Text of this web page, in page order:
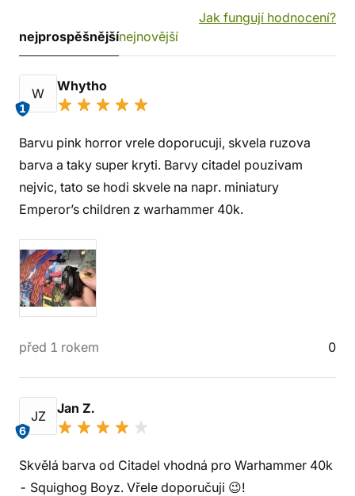
Jak fungují hodnocení?
nejprospěšnějšínejnovější
W
1
Whytho
Barvu pink horror vrele doporucuji, skvela ruzova
barva a taky super kryti. Barvy citadel pouzivam
nejvic, tato se hodi skvele na napr. miniatury
Emperor’s children z warhammer 40k.
před 1 rokem 0
JZ
6
Jan Z.
Skvělá barva od Citadel vhodná pro Warhammer 40k
- Squighog Boyz. Vřele doporučuji 😉!